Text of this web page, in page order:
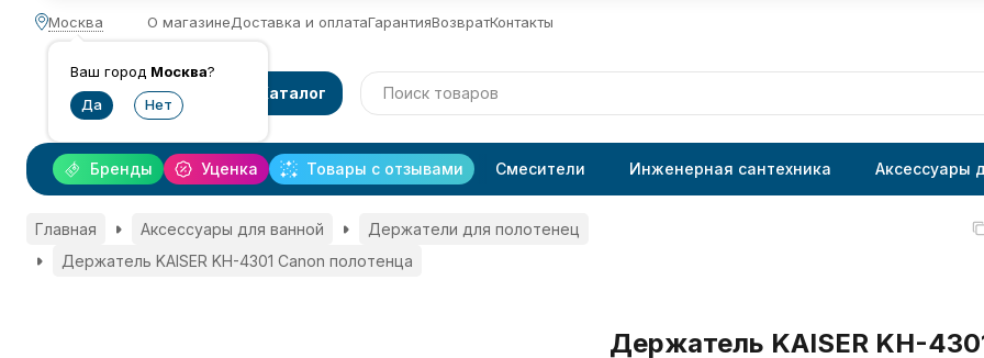
Москва
Ваш город Москва?
О магазинеДоставка и оплатаГарантияВозвратКонтакты
Каталог
Уценка Товары с отзывами
Бренды Смесители Инженерная сантехника Аксессуары
Главная Аксессуары для ванной
Держатели для полотенец
Держатель KAISER KH-4301 Canon полотенца
Держатель KAISER KH-